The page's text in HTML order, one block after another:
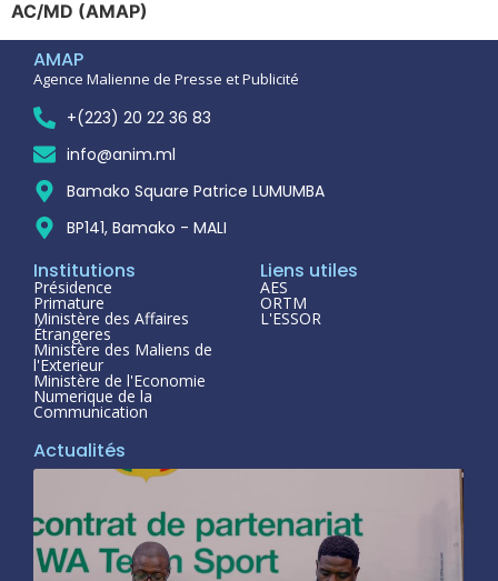
AC/MD (AMAP)
AMAP
Agence Malienne de Presse et Publicité
+(223) 20 22 36 83
info@anim.ml
Bamako Square Patrice LUMUMBA
BP141, Bamako - MALI
Institutions
Présidence
Primature
Ministère des Affaires
Étrangeres
Ministère des Maliens de
l'Exterieur
Ministère de l'Economie
Numerique de la
Communication
Liens utiles
AES
ORTM
L'ESSOR
Actualités